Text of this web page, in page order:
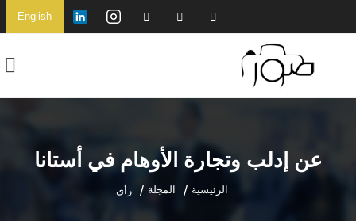
English
عن إدلب وتجارة الأوهام في أستانا
الرئيسية المجلة رأي